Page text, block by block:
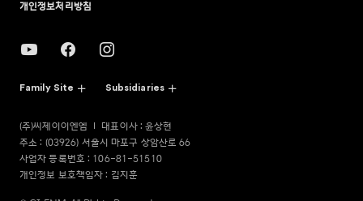
개인정보처리방침
Family Site Subsidiaries
(주)씨제이이엔엠
대표이사 : 윤상현
주소 : (03926) 서울시 마포구 상암산로 66
사업자 등록번호 : 106-81-51510
개인정보 보호책임자 : 김지훈